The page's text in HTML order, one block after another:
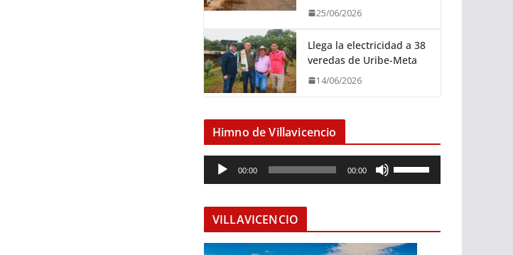
25/06/2026
Llega la electricidad a 38
veredas de Uribe-Meta
14/06/2026
Himno de Villavicencio
e
o
00:00 00:00
i
z
VILLAVICENCIO